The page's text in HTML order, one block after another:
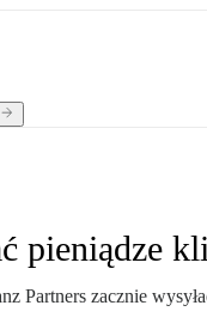
pieniądze
Partners zacznie